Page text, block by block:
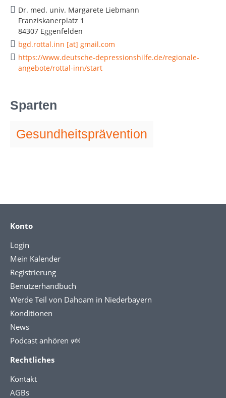
Dr. med. univ. Margarete Liebmann
Franziskanerplatz 1
84307 Eggenfelden
bgd.rottal.inn [at] gmail.com
https://www.deutsche-depressionshilfe.de/regionale-
angebote/rottal-inn/start
Sparten
Gesundheitsprävention
Konto
Login
Mein Kalender
Registrierung
Benutzerhandbuch
Werde Teil von Dahoam in Niederbayern
Konditionen
News
Podcast anhören 🕬
Rechtliches
Kontakt
AGBs